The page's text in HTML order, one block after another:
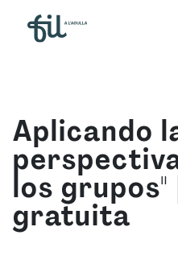
Aplicando
los grupos"
gratuita